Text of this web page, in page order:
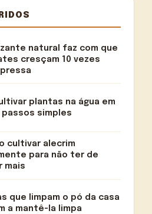
natural faz com que
cresçam 10 vezes
plantas na água em
passos simples
cultivar alecrim
para não ter de
mais
que limpam o pó da casa
a mantê-la limpa